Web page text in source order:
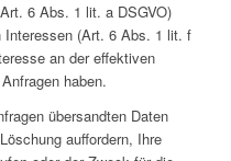
6 Abs. 1 lit. a DSGVO)
Interessen (Art. 6 Abs. 1 lit. f
an der effektiven
haben.
übersandten Daten
auffordern, Ihre